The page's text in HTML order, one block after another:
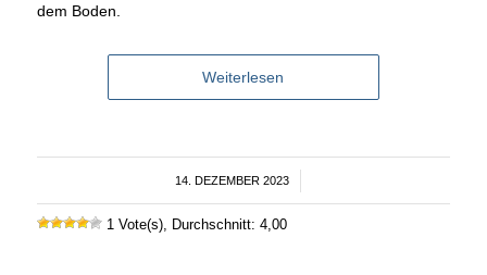
dem Boden.
Weiterlesen
14. DEZEMBER 2023
/
1 Vote(s), Durchschnitt: 4,00